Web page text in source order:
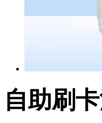
自助刷